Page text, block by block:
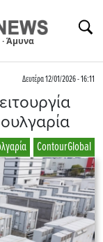
Άμυνα
Δευτέρα 12/01/2026 - 16:11
ContourGlobal